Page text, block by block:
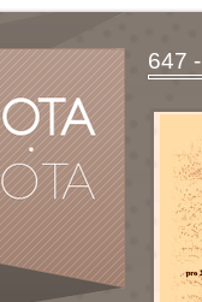
647 -